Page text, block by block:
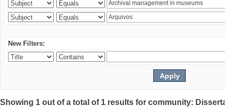
New Filters:
Showing 1 out of a total of 1 results for community: